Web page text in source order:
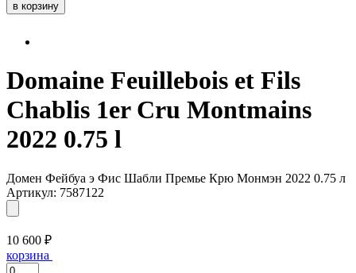
в корзину
Domaine Feuillebois et Fils
Chablis 1er Cru Montmains
2022 0.75 l
Домен Фейбуа э Фис Шабли Премье Крю Монмэн 2022 0.75 л
Артикул: 7587122
10 600 ₽
корзина